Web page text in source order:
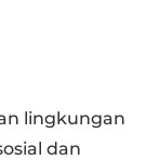
lingkungan
dan